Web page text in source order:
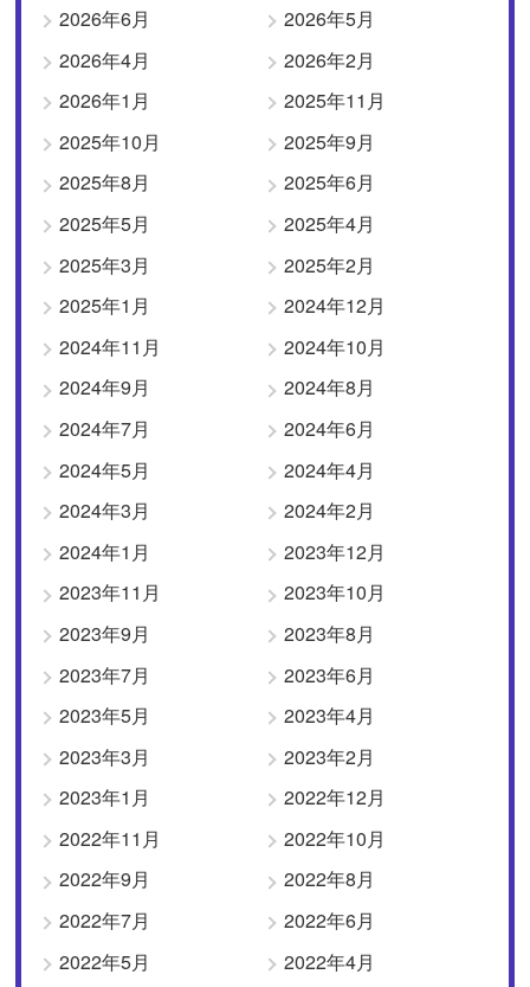
2026年6月
2026年5月
2026年4月
2026年2月
2026年1月
2025年11月
2025年10月
2025年9月
2025年8月
2025年6月
2025年5月
2025年4月
2025年3月
2025年2月
2025年1月
2024年12月
2024年11月
2024年10月
2024年9月
2024年8月
2024年7月
2024年6月
2024年5月
2024年4月
2024年3月
2024年2月
2024年1月
2023年12月
2023年11月
2023年10月
2023年9月
2023年8月
2023年7月
2023年6月
2023年5月
2023年4月
2023年3月
2023年2月
2023年1月
2022年12月
2022年11月
2022年10月
2022年9月
2022年8月
2022年7月
2022年6月
2022年5月
2022年4月